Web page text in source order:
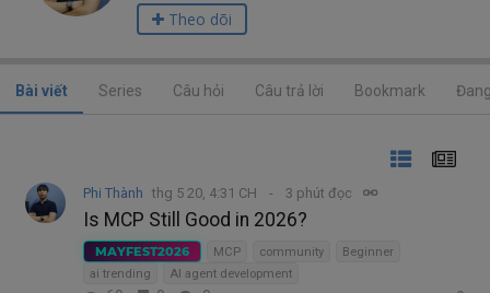
Theo dõi
Bài viết Series Câu hỏi Câu trả lời Bookmark
Phi Thành thg 5 20, 4:31 CH 3 phút đọc
Is MCP Still Good in 2026?
MAYFEST2026 MCP community
Beginner
ai trending
AI agent development